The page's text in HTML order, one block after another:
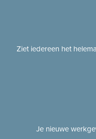
Ziet iedereen het
Je nieuwe